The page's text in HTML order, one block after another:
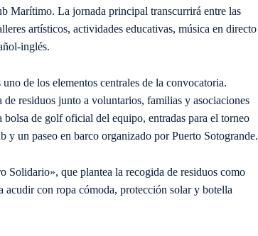
Marítimo. La jornada principal transcurrirá entre las
artísticos, actividades educativas, música en directo
inglés.
de los elementos centrales de la convocatoria.
residuos junto a voluntarios, familias y asociaciones
de golf oficial del equipo, entradas para el torneo
un paseo en barco organizado por Puerto Sotogrande.
Solidario», que plantea la recogida de residuos como
con ropa cómoda, protección solar y botella